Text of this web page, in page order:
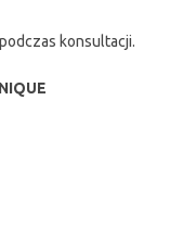
konsultacji.